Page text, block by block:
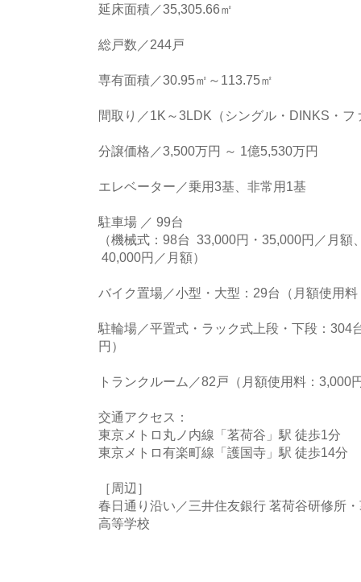
延床面積／35,305.66㎡
総戸数／244戸
専有面積／30.95㎡～113.75㎡
間取り／1K～3LDK（シングル・DINKS・フ
分譲価格／3,500万円 ～ 1億5,530万円
エレベーター／乗用3基、非常用1基
駐車場 ／ 99台
（機械式：98台 33,000円・35,000円／月額
40,000円／月額）
バイク置場／小型・大型：29台（月額使用
駐輪場／平置式・ラック式上段・下段：304
円）
トランクルーム／82戸（月額使用料：3,000
交通アクセス：
東京メトロ丸ノ内線「茗荷谷」駅 徒歩1分
東京メトロ有楽町線「護国寺」駅 徒歩14分
［周辺］
春日通り沿い／三井住友銀行 茗荷谷研修所
高等学校